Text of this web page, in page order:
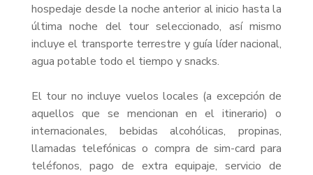
hospedaje desde la noche anterior al inicio hasta la
última noche del tour seleccionado, así mismo
incluye el transporte terrestre y guía líder nacional,
agua potable todo el tiempo y snacks.
El tour no incluye vuelos locales (a excepción de
aquellos que se mencionan en el itinerario) o
internacionales, bebidas alcohólicas, propinas,
llamadas telefónicas o compra de sim-card para
teléfonos, pago de extra equipaje, servicio de